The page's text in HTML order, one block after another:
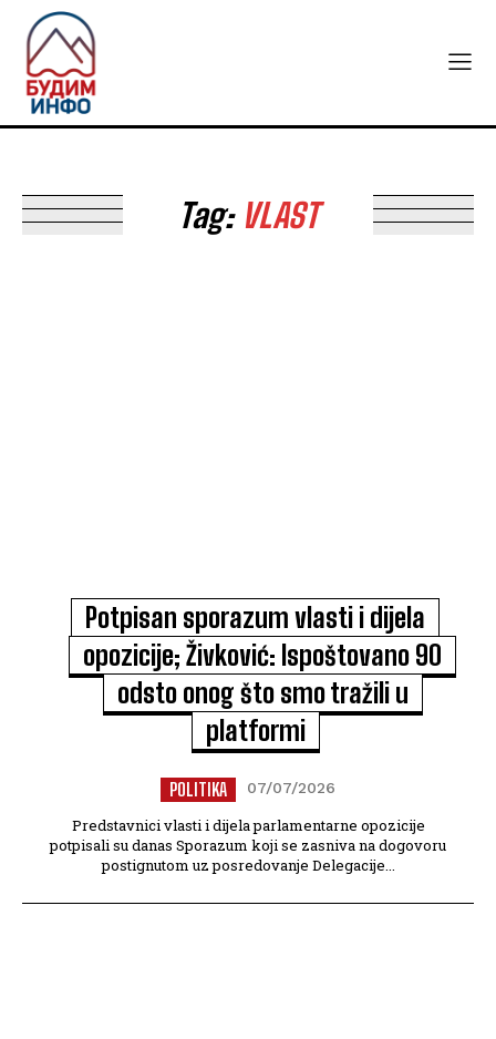
Tag: VLAST
Potpisan sporazum vlasti i dijela
opozicije; Živković: Ispoštovano 90
odsto onog što smo tražili u
platformi
POLITIKA 07/07/2026
Predstavnici vlasti i dijela parlamentarne opozicije
potpisali su danas Sporazum koji se zasniva na dogovoru
postignutom uz posredovanje Delegacije...